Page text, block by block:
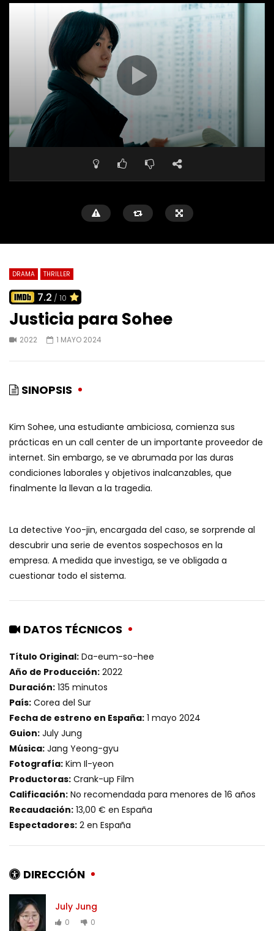
DRAMA THRILLER
7.2 / 10
Justicia para Sohee
2022 1 MAYO 2024
SINOPSIS
Kim Sohee, una estudiante ambiciosa, comienza sus
prácticas en un call center de un importante proveedor de
internet. Sin embargo, se ve abrumada por las duras
condiciones laborales y objetivos inalcanzables, que
finalmente la llevan a la tragedia.
La detective Yoo-jin, encargada del caso, se sorprende al
descubrir una serie de eventos sospechosos en la
empresa. A medida que investiga, se ve obligada a
cuestionar todo el sistema.
DATOS TÉCNICOS
Título Original: Da-eum-so-hee
Año de Producción: 2022
Duración: 135 minutos
País: Corea del Sur
Fecha de estreno en España: 1 mayo 2024
Guion: July Jung
Música: Jang Yeong-gyu
Fotografía: Kim Il-yeon
Productoras: Crank-up Film
Calificación: No recomendada para menores de 16 años
Recaudación: 13,00 € en España
Espectadores: 2 en España
DIRECCIÓN
July Jung
0
0